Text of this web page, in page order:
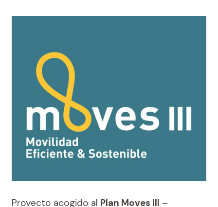
Proyecto acogido al Plan Moves III –